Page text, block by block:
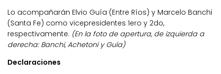
Lo acompañarán Elvio Guía (Entre Ríos) y Marcelo Banchi
(Santa Fe) como vicepresidentes 1ero y 2do,
respectivamente. (En la foto de apertura, de izquierda a
derecha: Banchi, Achetoni y Guía)
Declaraciones